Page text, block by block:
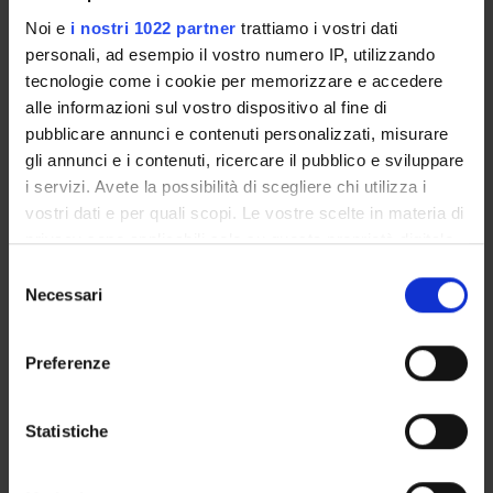
Noi e i nostri 1022 partner trattiamo i vostri dati
personali, ad esempio il vostro numero IP, utilizzando
tecnologie come i cookie per memorizzare e accedere
alle informazioni sul vostro dispositivo al fine di
pubblicare annunci e contenuti personalizzati, misurare
gli annunci e i contenuti, ricercare il pubblico e sviluppare
i servizi. Avete la possibilità di scegliere chi utilizza i
vostri dati e per quali scopi. Le vostre scelte in materia di
privacy sono applicabili solo su questa proprietà digitale
modificare o revocare il proprio consenso in qualsiasi
momento dalla Dichiarazione sui cookie o facendo clic
raccogliere informazioni sulla tua posizione
geografica, con un'approssimazione di qualche
delNecessari
Preferenze
Statistiche
Borsista
Sara Migliorini
Professore associato
AREE DI RICERCA COINVOLTE DAL PROGETTO
Sistemi informativi ed analisi dei dati
Information systems applications
AREE DI RICERCA